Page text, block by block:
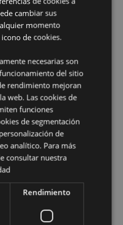
en Retail este 2026
en Homexpo París: ¡pite
con la colección Minecraft de
para el estreno de la
2 en 1 Swapseazzz: Finalista en
del Año 2025
marcan las tendencias en
personajes icónicos, historias
productos más de moda en stock
cambiar sus
momento
de cookies.
necesarias son
del sitio
rendimiento mejoran
web. Las cookies de
funciones
de segmentación
de
analítico. Para más
consultar nuestra
Rendimiento